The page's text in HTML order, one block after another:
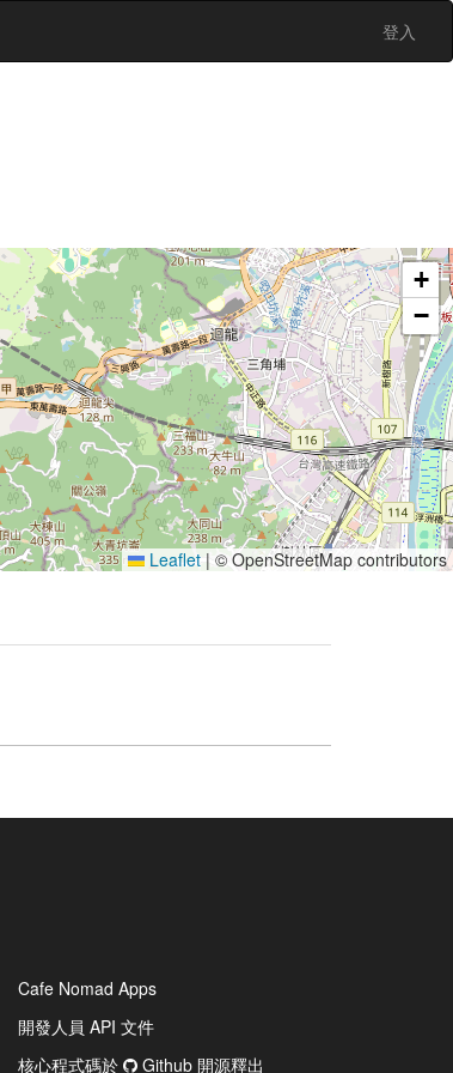
登入
+
−
Leaflet | © OpenStreetMap contributors
Cafe Nomad Apps
開發人員 API 文件
核心程式碼於
Github 開源釋出